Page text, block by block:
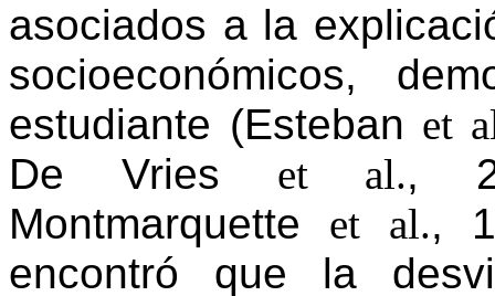
asociados a la
socioeconómicos,
estudiante (Esteban et
De Vries et al.,
Montmarquette et al.,
encontró que la